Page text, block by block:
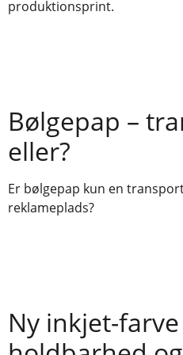
produktionsprint.
Bølgepap –
eller?
Er bølgepap kun en
reklameplads?
Ny inkjet-